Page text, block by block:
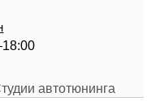
автотюнинга